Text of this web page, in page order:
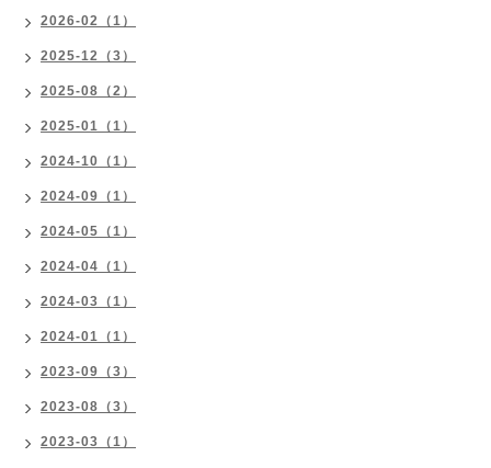
2026-02（1）
2025-12（3）
2025-08（2）
2025-01（1）
2024-10（1）
2024-09（1）
2024-05（1）
2024-04（1）
2024-03（1）
2024-01（1）
2023-09（3）
2023-08（3）
2023-03（1）